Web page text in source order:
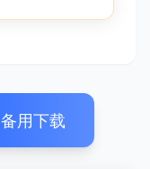
备用下载